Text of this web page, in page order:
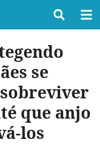
se
que anjo
los